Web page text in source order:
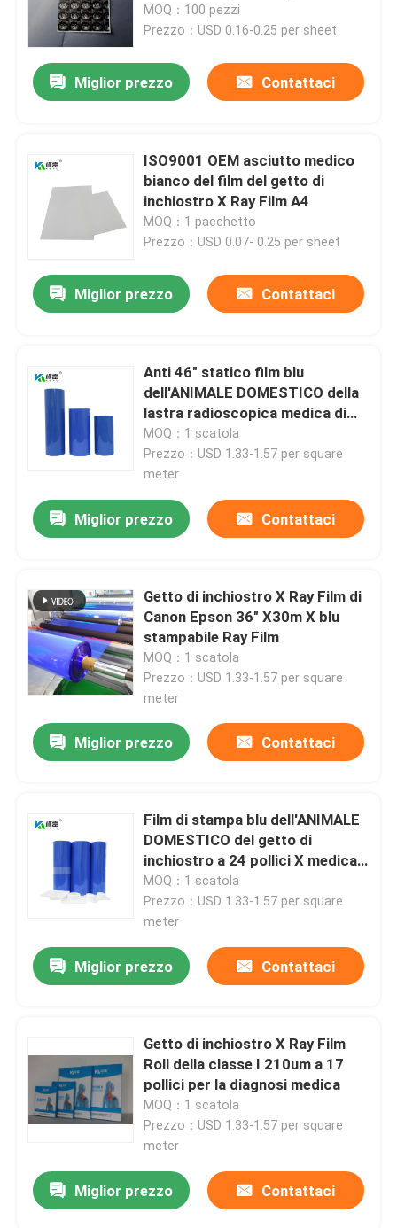
Chi siamo
Fatory Tour
Tutti i casi
180um A3
MOQ：100 pezzi
Prezzo：USD 0.16-0.25 per sheet
Miglior prezzo Contattaci
ISO9001 OEM asciutto medico
bianco del film del getto di
inchiostro X Ray Film A4
MOQ：1 pacchetto
Prezzo：USD 0.07- 0.25 per sheet
Miglior prezzo Contattaci
Anti 46" statico film blu
dell'ANIMALE DOMESTICO della
lastra radioscopica medica di
*30m per l'inchiostro a base
d'acqua del pigmento della
tintura
MOQ：1 scatola
Prezzo：USD 1.33-1.57 per square
meter
Miglior prezzo Contattaci
Getto di inchiostro X Ray Film di
Canon Epson 36" X30m X blu
stampabile Ray Film
MOQ：1 scatola
Prezzo：USD 1.33-1.57 per square
meter
Miglior prezzo Contattaci
Film di stampa blu dell'ANIMALE
DOMESTICO del getto di
inchiostro a 24 pollici X medica
Ray Film 210 micron
MOQ：1 scatola
Prezzo：USD 1.33-1.57 per square
meter
Miglior prezzo Contattaci
Getto di inchiostro X Ray Film
Roll della classe I 210um a 17
pollici per la diagnosi medica
MOQ：1 scatola
Prezzo：USD 1.33-1.57 per square
meter
Miglior prezzo Contattaci